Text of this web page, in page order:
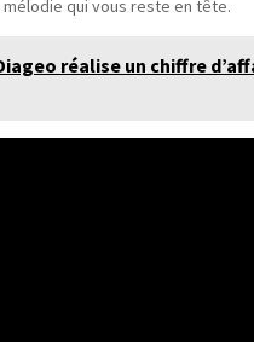
mélodie qui vous reste en tête.
réalise un chiffre